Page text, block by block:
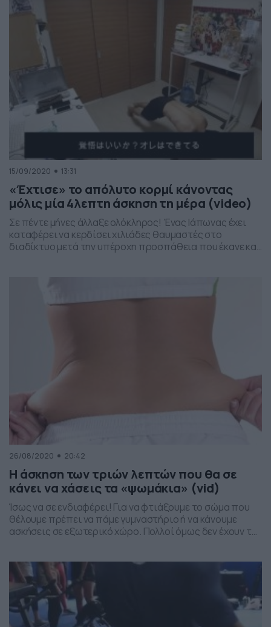
Δείτε τις ασκήσεις…
https://twitter.com/flex_appeal13/status/
https://twitter.com/flex_appeal13/status/
https://twitter.com/flex_appeal13/status/
https://twitter.com/flex_appeal13/status/
15/09/2020 13:31
«Έχτισε» το απόλυτο κορμί κάνοντας
μόλις μία 4λεπτη άσκηση τη μέρα (video)
Σε πέντε μήνες άλλαξε ολόκληρος! Ένας Ιάπωνας έχει
καταφέρει να κερδίσει χιλιάδες θαυμαστές στο
διαδίκτυο μετά την υπέροχη προσπάθεια που έκανε και
Twitter μια φωτογραφία με το πώς ήταν και από τότε
καθημερινά έκανε για 4 λεπτά μόνο burpees […]
26/08/2020 20:42
Η άσκηση των τριών λεπτών που θα σε
κάνει να χάσεις τα «ψωμάκια» (vid)
Ίσως να σε ενδιαφέρει! Για να φτιάξουμε το σώμα που
θέλουμε πρέπει να πάμε γυμναστήριο ή να κάνουμε
ασκήσεις σε εξωτερικό χώρο. Πολλοί όμως δεν έχουν τη
από το χρόνο σας, χωρίς εξοπλισμό και μάλιστα […]